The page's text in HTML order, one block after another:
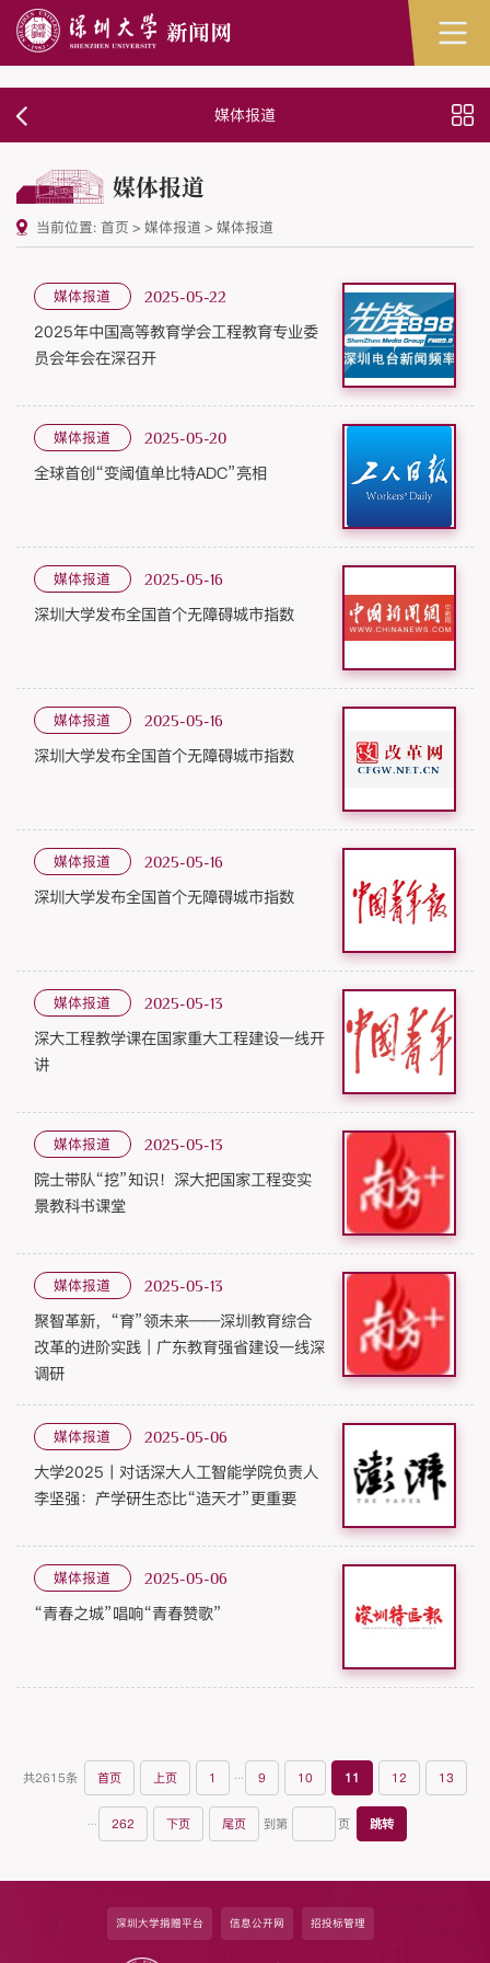
媒体报道
媒体报道
当前位置: 首页 > 媒体报道 > 媒体报道
媒体报道 2025-05-22
2025年中国高等教育学会工程教育专业委
员会年会在深召开
媒体报道 2025-05-20
全球首创“变阈值单比特ADC”亮相
媒体报道 2025-05-16
深圳大学发布全国首个无障碍城市指数
媒体报道 2025-05-16
深圳大学发布全国首个无障碍城市指数
媒体报道 2025-05-16
深圳大学发布全国首个无障碍城市指数
媒体报道 2025-05-13
深大工程教学课在国家重大工程建设一线开
讲
媒体报道 2025-05-13
院士带队“挖”知识！深大把国家工程变实
景教科书课堂
媒体报道 2025-05-13
聚智革新，“育”领未来——深圳教育综合
改革的进阶实践｜广东教育强省建设一线深
调研
媒体报道 2025-05-06
大学2025丨对话深大人工智能学院负责人
李坚强：产学研生态比“造天才”更重要
媒体报道 2025-05-06
“青春之城”唱响“青春赞歌”
共2615条 首页 上页 1 ... 9 10 11 12 13
... 262 下页 尾页 到第 页 跳转
深圳大学捐赠平台 信息公开网 招投标管理